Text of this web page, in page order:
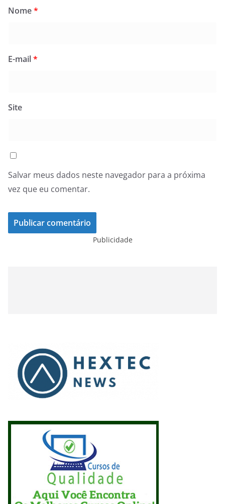
Nome*
E-mail*
Site
Salvar meus dados neste navegador para a próxima
vez que eu comentar.
Publicidade